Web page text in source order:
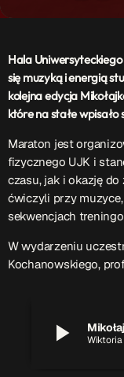
O nas
EKIPA
Rekrutacja
Przydatne
Klub WSPAK
Wirtualna Uczelnia
Hala
się muzyką i energią
kolejna edycja
które na stałe wpisało
Maraton jest
fizycznego UJK i
czasu, jak i okazję do
ćwiczyli przy
sekwencjach
W wydarzeniu
Kochanowskiego,
play_arrow